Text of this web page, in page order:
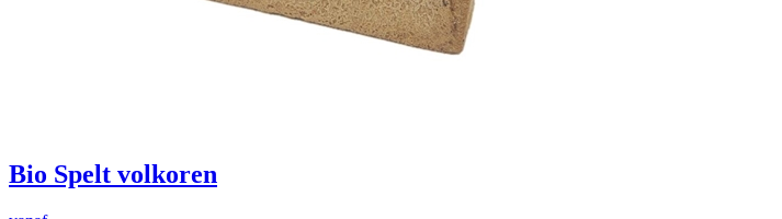
Bio Spelt volkoren